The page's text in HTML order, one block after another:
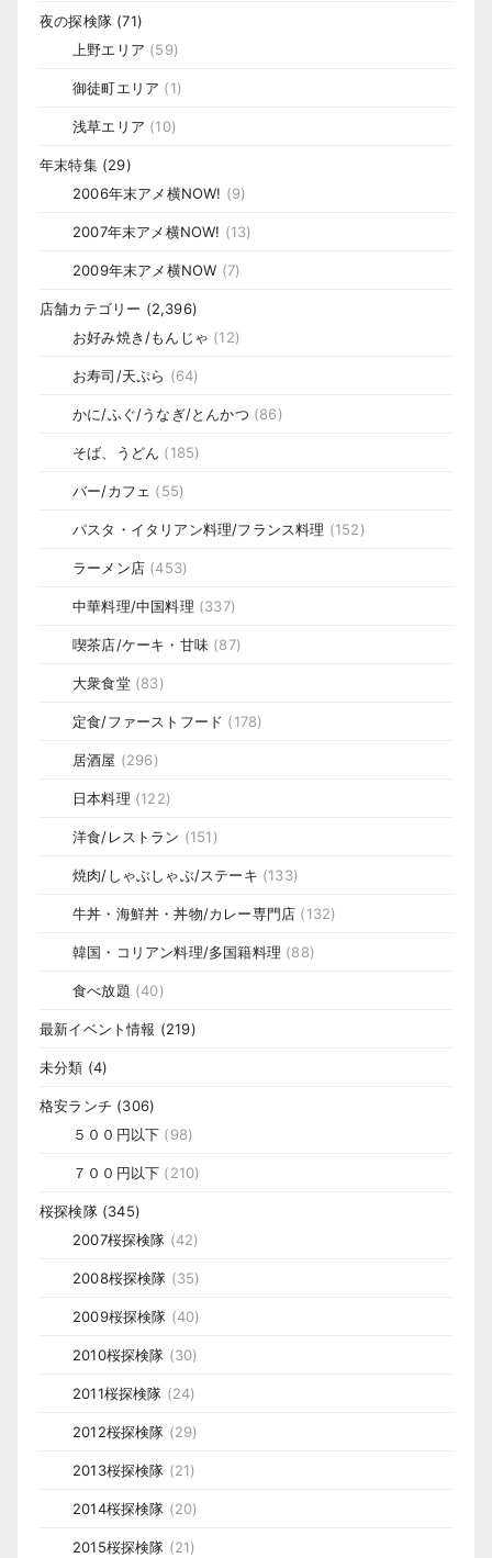
夜の探検隊 (71)
上野エリア (59)
御徒町エリア (1)
浅草エリア (10)
年末特集(29)
2006年末アメ横NOW! (9)
2007年末アメ横NOW! (13)
2009年末アメ横NOW (7)
店舗カテゴリー (2,396)
お好み焼き/もんじゃ (12)
お寿司/天ぷら (64)
かに/ふぐ/うなぎ/とんかつ (86)
そば、うどん (185)
バー/カフェ (55)
パスタ・イタリアン料理/フランス料理 (152)
ラーメン店 (453)
中華料理/中国料理 (337)
喫茶店/ケーキ・甘味 (87)
大衆食堂(83)
定食/ファーストフード (178)
居酒屋 (296)
日本料理 (122)
洋食/レストラン (151)
焼肉/しゃぶしゃぶ/ステーキ (133)
牛丼・海鮮丼・丼物/カレー専門店 (132)
韓国・コリアン料理/多国籍料理 (88)
食べ放題 (40)
最新イベント情報 (219)
未分類 (4)
格安ランチ (306)
５００円以下 (98)
７００円以下 (210)
桜探検隊(345)
2007桜探検隊 (42)
2008桜探検隊 (35)
2009桜探検隊 (40)
2010桜探検隊 (30)
2011桜探検隊 (24)
2012桜探検隊 (29)
2013桜探検隊 (21)
2014桜探検隊 (20)
2015桜探検隊 (21)